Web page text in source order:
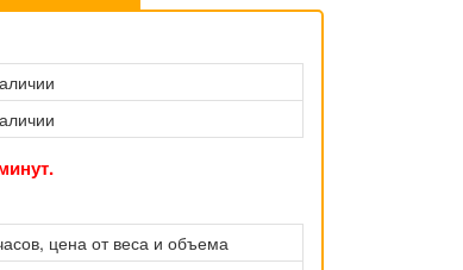
цена от веса и объема